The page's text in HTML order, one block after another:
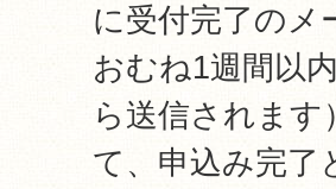
に受付完了のメ
おむね1週間以
ら送信されま
て、申込み完了